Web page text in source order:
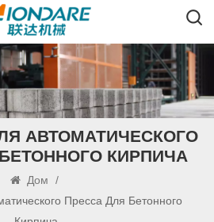
АВТОМАТИЧЕСКОГО
КИРПИЧА
Дом
/
Пресса Для Бетонного